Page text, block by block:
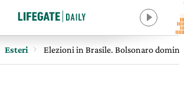
Esteri Elezioni in Brasile. Bolsonaro